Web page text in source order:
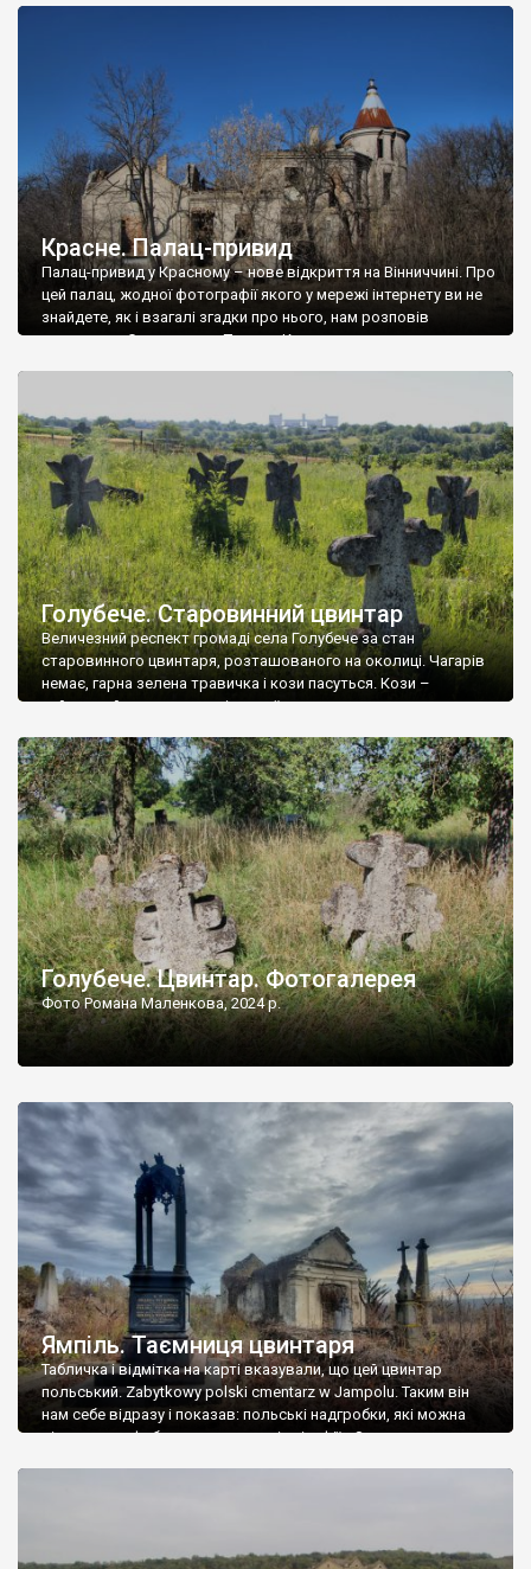
Красне. Палац-привид
Палац-привид у Красному – нове відкриття на Вінниччині. Про
цей палац, жодної фотографії якого у мережі інтернету ви не
знайдете, як і взагалі згадки про нього, нам розповів
мешканець Самгородка. Палац у Красному вразив не лише
Голубече. Старовинний цвинтар
Величезний респект громаді села Голубече за стан
старовинного цвинтаря, розташованого на околиці. Чагарів
немає, гарна зелена травичка і кози пасуться. Кози –
найкращий регулятор шкідливої, для старих кладовищ,
бруньками, кози ті бруньки обгризають, бо то улюблений
делікатес. На цвинтарі у Голубечому ціла колекція
різноманітних форм хрестів. Село відносно невелике, […]
Голубече. Цвинтар. Фотогалерея
Фото Романа Маленкова, 2024 р.
Ямпіль. Таємниця цвинтаря
Табличка і відмітка на карті вказували, що цей цвинтар
польський. Zabytkowy polski cmentarz w Jampolu. Таким він
нам себе відразу і показав: польські надгробки, які можна
віднести до фабричних, польські епітафії… Загалом цвинтар